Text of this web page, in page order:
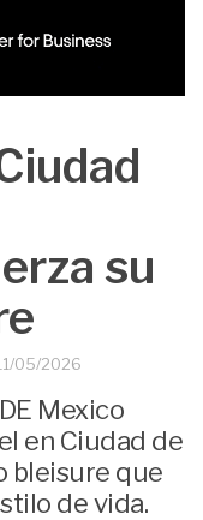
su
05/2026
Mexico
en Ciudad de
bleisure que
de vida.